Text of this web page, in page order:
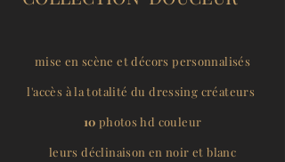
mise en scène et décors personnalisés
l'accès à la totalité du dressing créateurs
10 photos hd couleur
leurs déclinaison en noir et blanc